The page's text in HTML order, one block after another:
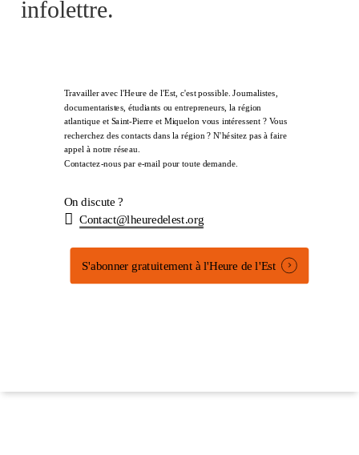
infolettre.
Travailler avec l'Heure de l'Est, c'est possible. Journalistes,
documentaristes, étudiants ou entrepreneurs, la région
atlantique et Saint-Pierre et Miquelon vous intéressent ? Vous
recherchez des contacts dans la région ? N'hésitez pas à faire
appel à notre réseau.
Contactez-nous par e-mail pour toute demande.
On discute ?
Contact@lheuredelest.org
S'abonner gratuitement à l'Heure de l'Est